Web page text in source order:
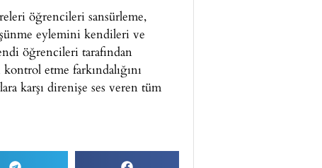
öğrencileri sansürleme,
eylemini kendileri ve
öğrencileri tarafından
etme farkındalığını
karşı direnişe ses veren tüm